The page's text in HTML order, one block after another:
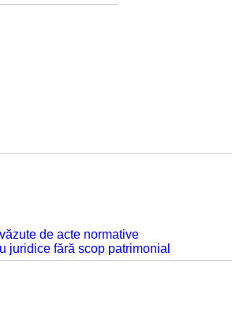
de acte normative
juridice fără scop patrimonial